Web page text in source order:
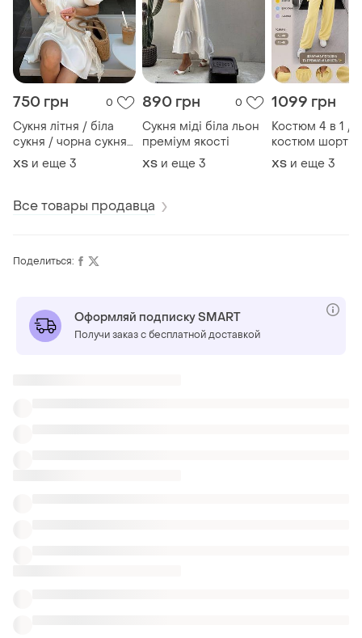
750 грн 0
Сукня літня / біла
сукня / чорна сукня/
рожева сукня
ХS и еще 3
890 грн 0
Сукня міді біла льон
преміум якості
ХS и еще 3
1099 грн
Костюм 4 в 1 /
костюм шорты
рубашка
желтый
ХS и еще 3
Все товары продавца
Поделиться:
Оформляй подписку SMART
Получи заказ с бесплатной доставкой